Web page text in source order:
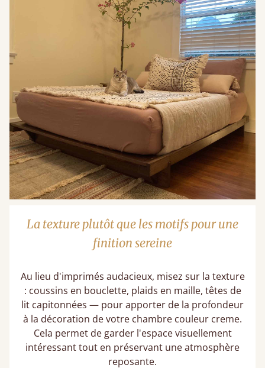
La texture plutôt que les motifs pour une
finition sereine
Au lieu d'imprimés audacieux, misez sur la texture
: coussins en bouclette, plaids en maille, têtes de
lit capitonnées — pour apporter de la profondeur
à la décoration de votre chambre couleur creme.
Cela permet de garder l'espace visuellement
intéressant tout en préservant une atmosphère
reposante.